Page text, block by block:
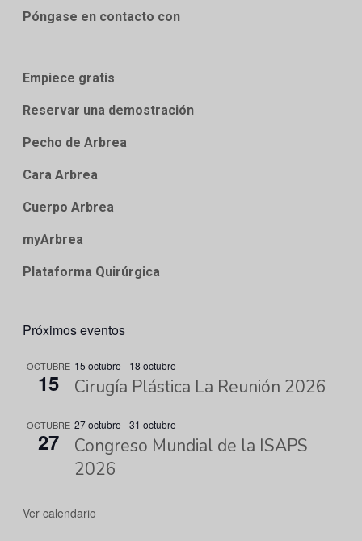
Póngase en contacto con
Empiece gratis
Reservar una demostración
Pecho de Arbrea
Cara Arbrea
Cuerpo Arbrea
myArbrea
Plataforma Quirúrgica
Próximos eventos
OCTUBRE
15
15 octubre - 18 octubre
Cirugía Plástica La Reunión 2026
OCTUBRE
27
27 octubre -31 octubre
Congreso Mundial de la ISAPS
2026
Ver calendario